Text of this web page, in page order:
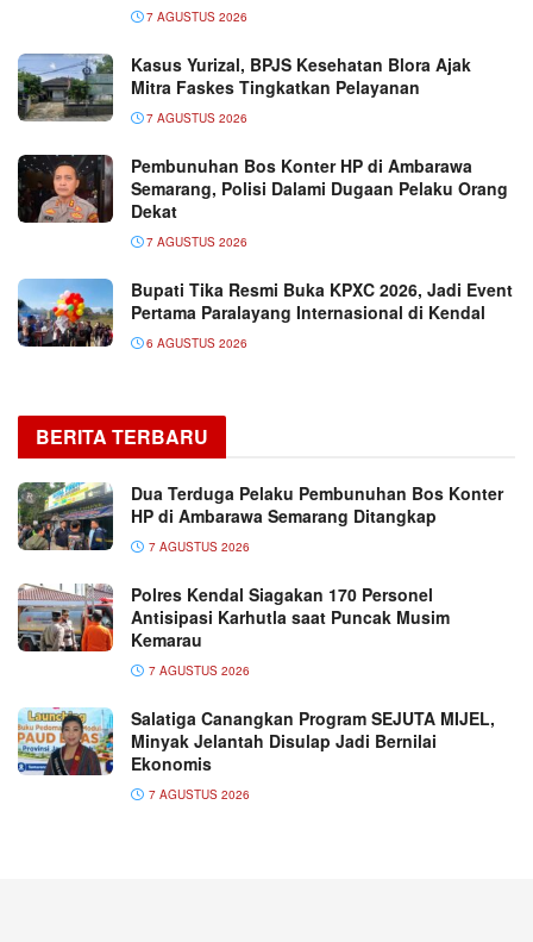
7 AGUSTUS 2026
Kasus Yurizal, BPJS Kesehatan Blora Ajak
Mitra Faskes Tingkatkan Pelayanan
7 AGUSTUS 2026
Pembunuhan Bos Konter HP di Ambarawa
Semarang, Polisi Dalami Dugaan Pelaku Orang
Dekat
7 AGUSTUS 2026
Bupati Tika Resmi Buka KPXC 2026, Jadi Event
Pertama Paralayang Internasional di Kendal
6 AGUSTUS 2026
BERITA TERBARU
Dua Terduga Pelaku Pembunuhan Bos Konter
HP di Ambarawa Semarang Ditangkap
7 AGUSTUS 2026
Polres Kendal Siagakan 170 Personel
Antisipasi Karhutla saat Puncak Musim
Kemarau
7 AGUSTUS 2026
Salatiga Canangkan Program SEJUTA MIJEL,
Minyak Jelantah Disulap Jadi Bernilai
Ekonomis
7 AGUSTUS 2026